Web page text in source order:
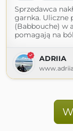
Sprzedawca
garnka. Uliczne
(Babbouche) w
pomagają na ból
ADRIIA